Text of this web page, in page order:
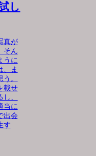
し
真が
そん
うに
、ま
。
載せ
、
当に
出会
す